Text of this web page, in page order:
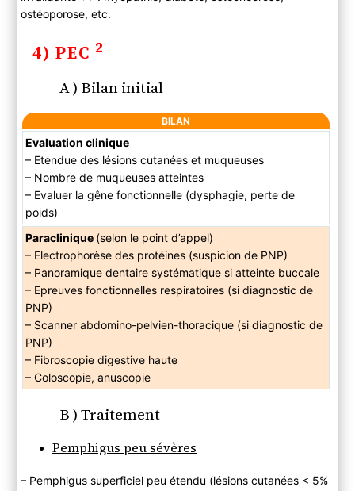
ostéoporose, etc.
4) PEC 2
A ) Bilan initial
BILAN
Evaluation clinique
– Etendue des lésions cutanées et muqueuses
– Nombre de muqueuses atteintes
– Evaluer la gêne fonctionnelle (dysphagie, perte de
poids)
Paraclinique (selon le point d’appel)
– Electrophorèse des protéines (suspicion de PNP)
– Panoramique dentaire systématique si atteinte buccale
– Epreuves fonctionnelles respiratoires (si diagnostic de
PNP)
– Scanner abdomino-pelvien-thoracique (si diagnostic de
PNP)
– Fibroscopie digestive haute
– Coloscopie, anuscopie
B ) Traitement
Pemphigus peu sévères
– Pemphigus superficiel peu étendu (lésions cutanées < 5%